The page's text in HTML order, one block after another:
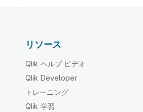
リソース
Qlik ヘルプ ビデオ
Qlik Developer
トレーニング
Qlik 学習